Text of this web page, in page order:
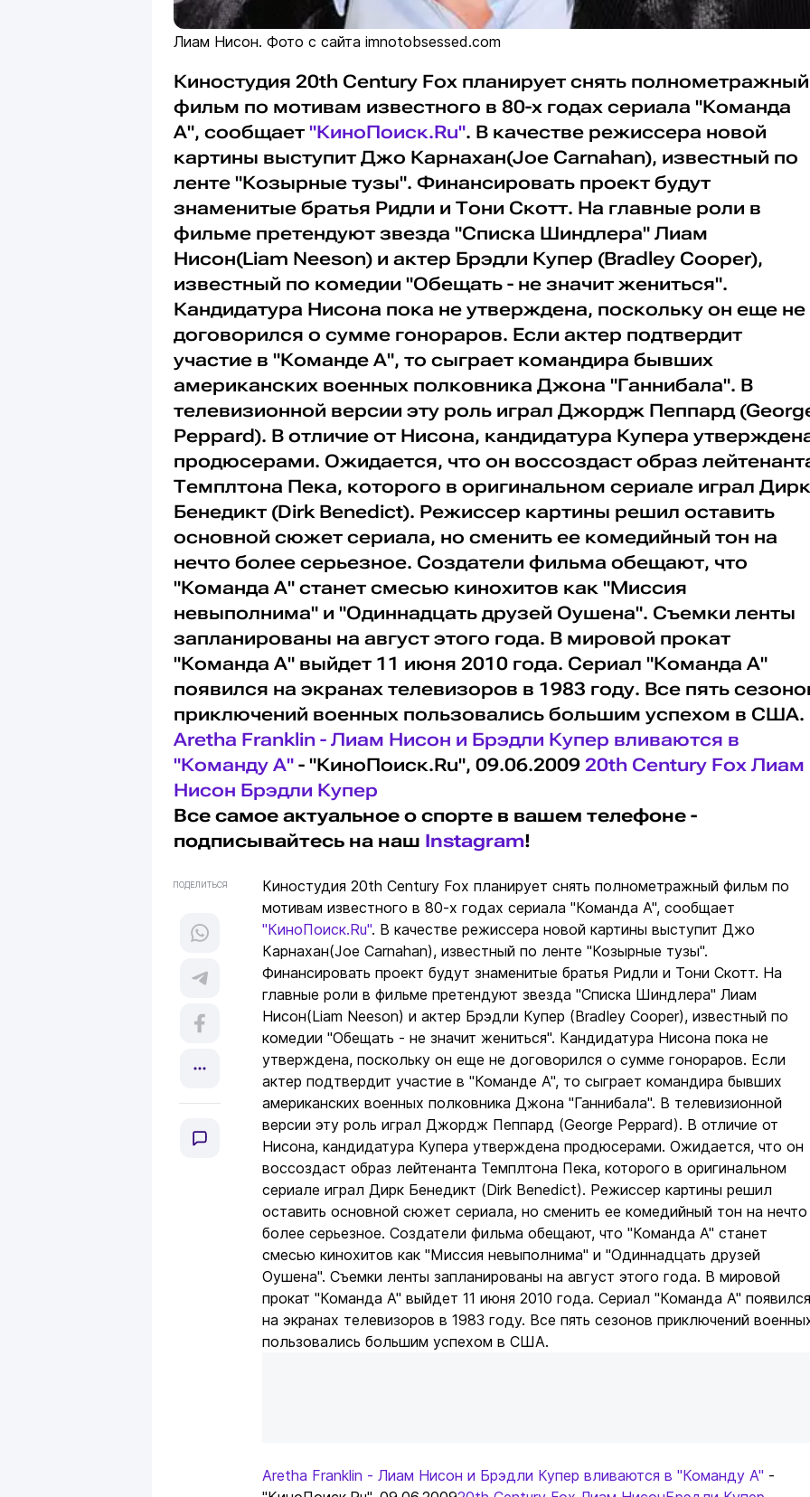
Лиам Нисон. Фото с сайта imnotobsessed.com
Киностудия 20th Century Fox планирует снять полнометражный
фильм по мотивам известного в 80-х годах сериала "Команда
А", сообщает "КиноПоиск.Ru". В качестве режиссера новой
картины выступит Джо Карнахан(Joe Carnahan), известный по
ленте "Козырные тузы". Финансировать проект будут
знаменитые братья Ридли и Тони Скотт. На главные роли в
фильме претендуют звезда "Списка Шиндлера" Лиам
Нисон(Liam Neeson) и актер Брэдли Купер (Bradley Cooper),
известный по комедии "Обещать - не значит жениться".
Кандидатура Нисона пока не утверждена, поскольку он еще не
договорился о сумме гонораров. Если актер подтвердит
участие в "Команде А", то сыграет командира бывших
американских военных полковника Джона "Ганнибала". В
телевизионной версии эту роль играл Джордж Пеппард
Peppard). В отличие от Нисона, кандидатура Купера
продюсерами. Ожидается, что он воссоздаст образ
Темплтона Пека, которого в оригинальном сериале играл Дирк
Бенедикт (Dirk Benedict). Режиссер картины решил оставить
основной сюжет сериала, но сменить ее комедийный тон на
нечто более серьезное. Создатели фильма обещают, что
"Команда А" станет смесью кинохитов как "Миссия
невыполнима" и "Одиннадцать друзей Оушена". Съемки ленты
запланированы на август этого года. В мировой прокат
"Команда А" выйдет 11 июня 2010 года. Сериал "Команда А"
появился на экранах телевизоров в 1983 году. Все пять
приключений военных пользовались большим успехом в США.
Aretha Franklin - Лиам Нисон и Брэдли Купер вливаются в
"Команду А" - "КиноПоиск.Ru", 09.06.2009 20th Century Fox Лиам
Нисон Брэдли Купер
Все самое актуальное о спорте в вашем телефоне -
подписывайтесь на наш Instagram!
ПОДЕЛИТЬСЯ
Киностудия 20th Century Fox планирует снять полнометражный фильм по
мотивам известного в 80-х годах сериала "Команда А", сообщает
"КиноПоиск.Ru". В качестве режиссера новой картины выступит Джо
Карнахан(Joe Carnahan), известный по ленте "Козырные тузы".
Финансировать проект будут знаменитые братья Ридли и Тони Скотт. На
главные роли в фильме претендуют звезда "Списка Шиндлера" Лиам
Нисон(Liam Neeson) и актер Брэдли Купер (Bradley Cooper), известный по
комедии "Обещать - не значит жениться". Кандидатура Нисона пока не
утверждена, поскольку он еще не договорился о сумме гонораров. Если
актер подтвердит участие в "Команде А", то сыграет командира бывших
американских военных полковника Джона "Ганнибала". В телевизионной
версии эту роль играл Джордж Пеппард (George Peppard). В отличие от
Нисона, кандидатура Купера утверждена продюсерами. Ожидается, что он
воссоздаст образ лейтенанта Темплтона Пека, которого в оригинальном
сериале играл Дирк Бенедикт (Dirk Benedict). Режиссер картины решил
оставить основной сюжет сериала, но сменить ее комедийный тон на нечто
более серьезное. Создатели фильма обещают, что "Команда А" станет
смесью кинохитов как "Миссия невыполнима" и "Одиннадцать друзей
Оушена". Съемки ленты запланированы на август этого года. В мировой
прокат "Команда А" выйдет 11 июня 2010 года. Сериал "Команда А" появился
на экранах телевизоров в 1983 году. Все пять сезонов приключений
пользовались большим успехом в США.
Aretha Franklin - Лиам Нисон и Брэдли Купер вливаются в "Команду А" -